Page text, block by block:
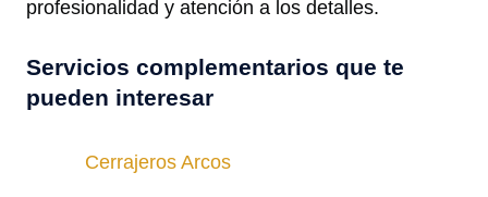
profesionalidad y atención a los detalles.
Servicios complementarios que te
pueden interesar
Cerrajeros Arcos